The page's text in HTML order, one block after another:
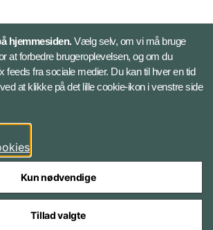
hjemmesiden.Vælg selv, om vi må bruge
at forbedre brugeroplevelsen, og om du
feeds fra sociale medier. Du kan til hver en tid
at klikke på det lille cookie-ikon i venstre side
Kun nødvendige
Tillad valgte